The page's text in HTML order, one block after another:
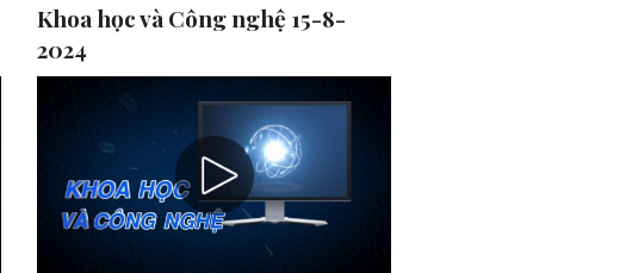
Khoa học và Công nghệ 15-8-
2024